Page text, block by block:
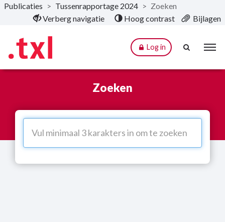
Naar hoofdinhoud
Publicaties > Tussenrapportage 2024 > Zoeken
Verberg navigatie
Hoog contrast Bijlagen
Log in
Zoeken